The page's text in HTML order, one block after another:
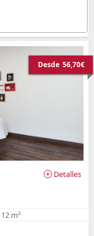
Desde 56,70€
Detalles
12 m²